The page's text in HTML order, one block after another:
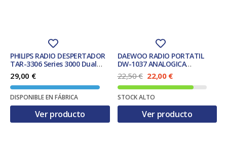
PHILIPS RADIO DESPERTADOR
TAR-3306 Series 3000 Dual
Alarm
29,00 €
DISPONIBLE EN FÁBRICA
Ver producto
DAEWOO RADIO PORTATIL
DW-1037 ANALOGICA
ALTAVOZ INTEGRADO SILVER
22,50€ E
l
p
r
e
c
22,00 €E
l
p
e
c
STOCK ALTO
Ver producto